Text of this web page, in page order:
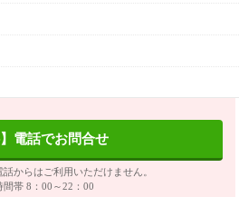
】電話でお問合せ
からはご利用いただけません。
間帯 8：00～22：00